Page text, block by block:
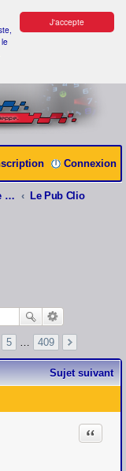
J'accepte
Connexion
L'Espace Détente Clio RS Concept ® Le Pub Clio
5 409
Sujet suivant
Citation